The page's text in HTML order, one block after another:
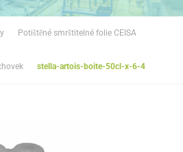
Potištěné smrštitelné folie CEISA
stella-artois-boite-50cl-x-6-4